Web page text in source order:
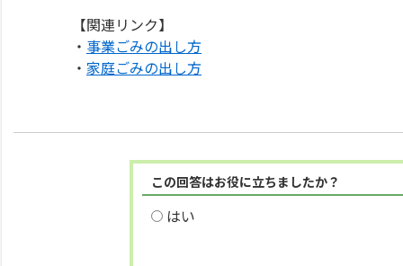
【関連リンク】
・ 事業ごみの出し方
・ 家庭ごみの出し方
この回答はお役に立ちましたか？
はい